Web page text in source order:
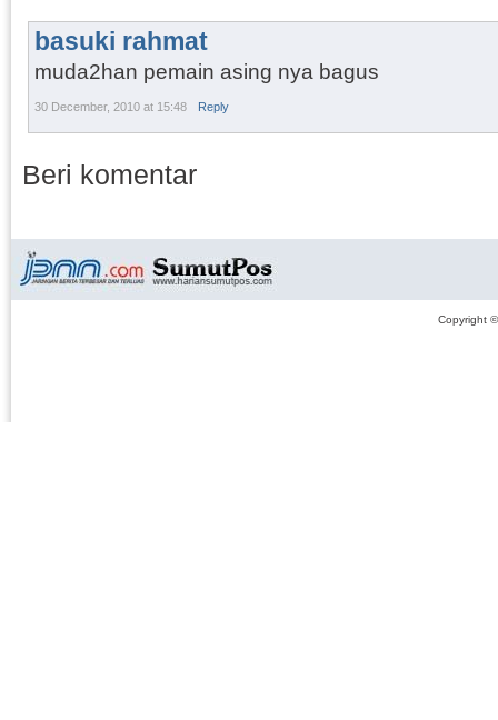
basuki rahmat
muda2han pemain asing nya bagus
30 December, 2010 at 15:48 Reply
Beri komentar
Copyright